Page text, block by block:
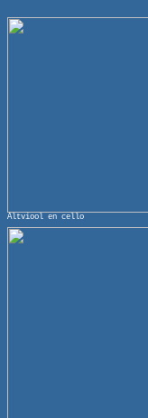
Altviool en cello